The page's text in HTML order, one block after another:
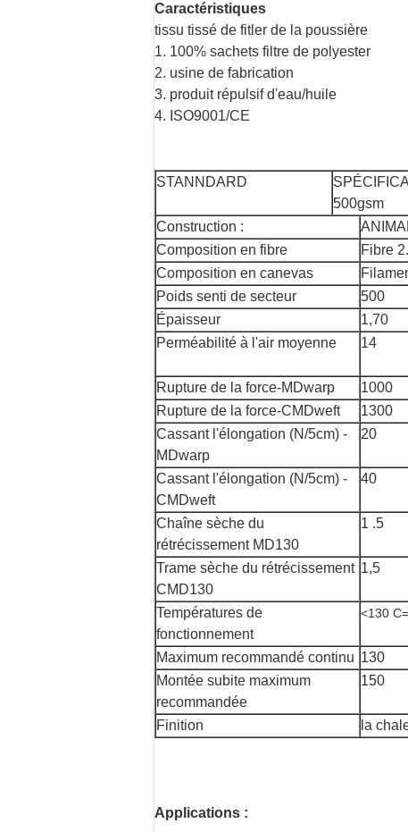
Caractéristiques
tissu tissé de fitler de la poussière
1. 100% sachets filtre de polyester
2. usine de fabrication
3. produit répulsif d'eau/huile
4. ISO9001/CE
STANNDARD
500gsm
Construction :
Composition en fibre
Fibre
Composition en canevas
Poids senti de secteur
500
Épaisseur
1,70
Perméabilité à l'air moyenne
14
Rupture de la force-MDwarp
1000
Rupture de la force-CMDweft
1300
Cassant l'élongation (N/5cm) -
MDwarp
20
Cassant l'élongation (N/5cm) -
CMDweft
40
Chaîne sèche du
rétrécissement MD130
1 .5
Trame sèche du rétrécissement
CMD130
1,5
Températures de
fonctionnement
<130
Maximum recommandé continu 130
Montée subite maximum
recommandée
150
Finition la
Applications :